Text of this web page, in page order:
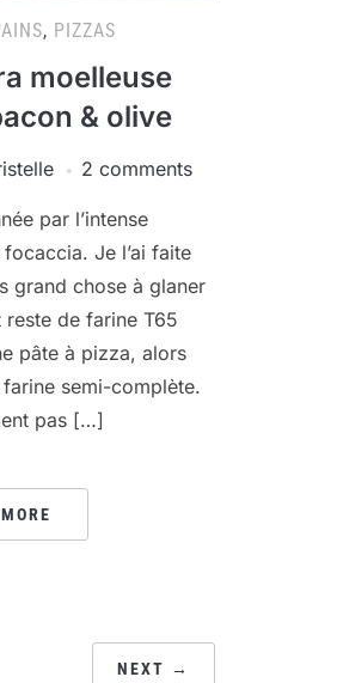
, PIZZAS
moelleuse
& olive
2 comments
par l’intense
Je l’ai faite
grand chose à glaner
de farine T65
pâte à pizza, alors
semi-complète.
pas […]
NEXT →